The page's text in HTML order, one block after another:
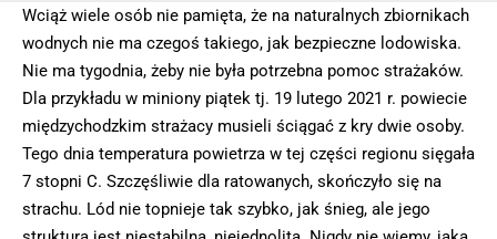
Wciąż wiele osób nie pamięta, że na naturalnych zbiornikach
wodnych nie ma czegoś takiego, jak bezpieczne lodowiska.
Nie ma tygodnia, żeby nie była potrzebna pomoc strażaków.
Dla przykładu w miniony piątek tj. 19 lutego 2021 r. powiecie
międzychodzkim strażacy musieli ściągać z kry dwie osoby.
Tego dnia temperatura powietrza w tej części regionu sięgała
7 stopni C. Szczęśliwie dla ratowanych, skończyło się na
strachu. Lód nie topnieje tak szybko, jak śnieg, ale jego